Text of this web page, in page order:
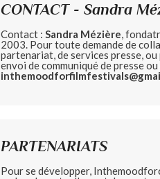
CONTACT - Sandra
Contact : Sandra Mézière,
2003. Pour toute demande de
partenariat, de services presse,
envoi de communiqué de presse
PARTENARIATS
Pour se développer,